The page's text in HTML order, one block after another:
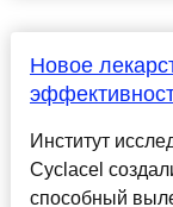
Новое
Институт
Cyclacel
способный